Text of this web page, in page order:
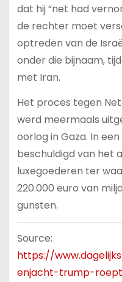
dat hij “net had
de rechter moet
optreden van de
onder die bijnaam,
met Iran.
Het proces tegen
werd meermaals
oorlog in Gaza. In
beschuldigd van het
luxegoederen ter
220.000 euro van
gunsten.
Source:
https://
enjacht-trump-